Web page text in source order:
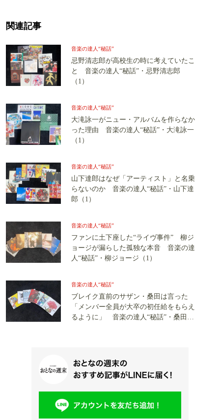
関連記事
音楽の達人“秘話”
忌野清志郎が高校生の時に考えていたこ
と 音楽の達人“秘話”・忌野清志郎
（1）
音楽の達人“秘話”
大滝詠一がニュー・アルバムを作らなか
った理由 音楽の達人“秘話”・大滝詠一
（1）
音楽の達人“秘話”
山下達郎はなぜ「アーティスト」と名乗
らないのか 音楽の達人“秘話”・山下達
郎（1）
音楽の達人“秘話”
ファンに土下座した“ライヴ事件” 柳ジ
ョージが漏らした孤独な本音 音楽の達
人“秘話”・柳ジョージ（1）
音楽の達人“秘話”
ブレイク直前のサザン・桑田は言った
「メンバー全員が大卒の初任給をもらえ
るように」 音楽の達人“秘話”・桑田佳